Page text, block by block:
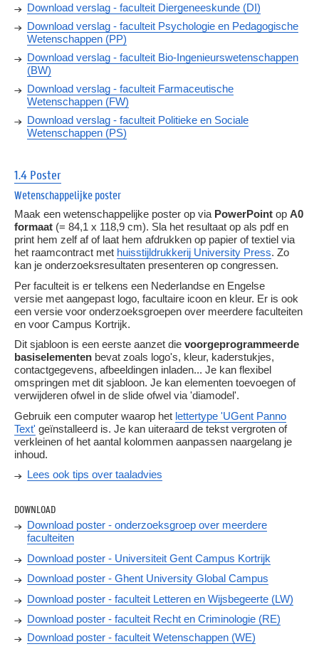
Download verslag - faculteit Diergeneeskunde (DI)
Download verslag - faculteit Psychologie en Pedagogische
Wetenschappen (PP)
Download verslag - faculteit Bio-Ingenieurswetenschappen
(BW)
Download verslag - faculteit Farmaceutische
Wetenschappen (FW)
Download verslag - faculteit Politieke en Sociale
Wetenschappen (PS)
1.4 Poster
Wetenschappelijke poster
Maak een wetenschappelijke poster op via PowerPoint op A0
formaat (= 84,1 x 118,9 cm). Sla het resultaat op als pdf en
print hem zelf af of laat hem afdrukken op papier of textiel via
het raamcontract met huisstijldrukkerij University Press. Zo
kan je onderzoeksresultaten presenteren op congressen.
Per faculteit is er telkens een Nederlandse en Engelse
versie met aangepast logo, facultaire icoon en kleur. Er is ook
een versie voor onderzoeksgroepen over meerdere faculteiten
en voor Campus Kortrijk.
Dit sjabloon is een eerste aanzet die voorgeprogrammeerde
basiselementen bevat zoals logo's, kleur, kaderstukjes,
contactgegevens, afbeeldingen inladen... Je kan flexibel
omspringen met dit sjabloon. Je kan elementen toevoegen of
verwijderen ofwel in de slide ofwel via 'diamodel'.
Gebruik een computer waarop het lettertype 'UGent Panno
Text' geïnstalleerd is. Je kan uiteraard de tekst vergroten of
verkleinen of het aantal kolommen aanpassen naargelang je
inhoud.
Lees ook tips over taaladvies
DOWNLOAD
Download poster - onderzoeksgroep over meerdere
faculteiten
Download poster - Universiteit Gent Campus Kortrijk
Download poster - Ghent University Global Campus
Download poster - faculteit Letteren en Wijsbegeerte (LW)
Download poster - faculteit Recht en Criminologie (RE)
Download poster - faculteit Wetenschappen (WE)